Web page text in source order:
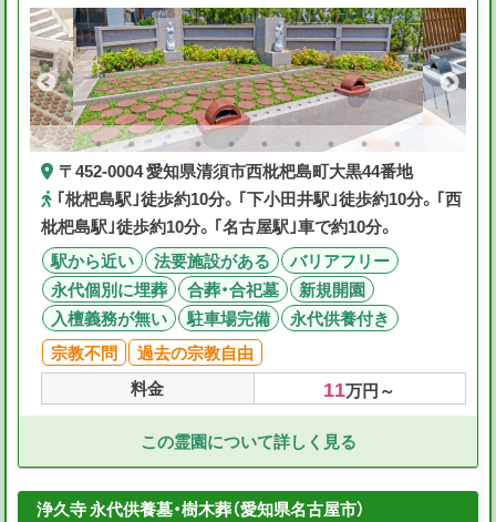
〒452-0004 愛知県清須市西枇杷島町大黒44番地
｢枇杷島駅｣徒歩約10分。｢下小田井駅｣徒歩約10分。｢西
枇杷島駅｣徒歩約10分。｢名古屋駅｣車で約10分。
駅から近い
法要施設がある
バリアフリー
永代個別に埋葬
合葬・合祀墓
新規開園
入檀義務が無い
駐車場完備
永代供養付き
宗教不問
過去の宗教自由
料金
11万円～
この霊園について詳しく見る
浄久寺 永代供養墓・樹木葬（愛知県名古屋市）